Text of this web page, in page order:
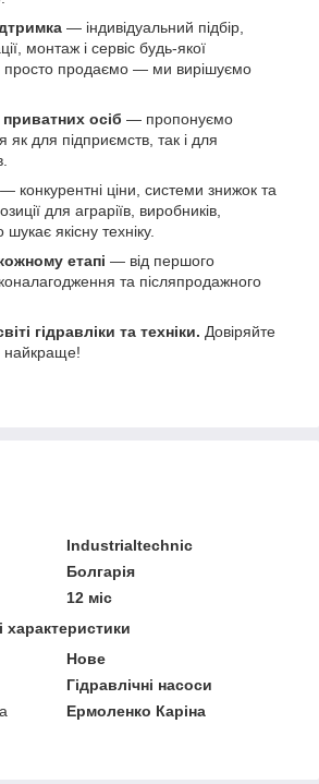
— індивідуальний підбір,
монтаж і сервіс будь-якої
просто продаємо — ми вирішуємо
осіб — пропонуємо
як для підприємств, так і для
— конкурентні ціни, системи знижок та
для аграріїв, виробників,
шукає якісну техніку.
етапі — від першого
та післяпродажного
гідравліки та техніки. Довіряйте
найкраще!
Industrialtechnic
Болгарія
12 міс
характеристики
Нове
Гідравлічні насоси
Ермоленко Каріна